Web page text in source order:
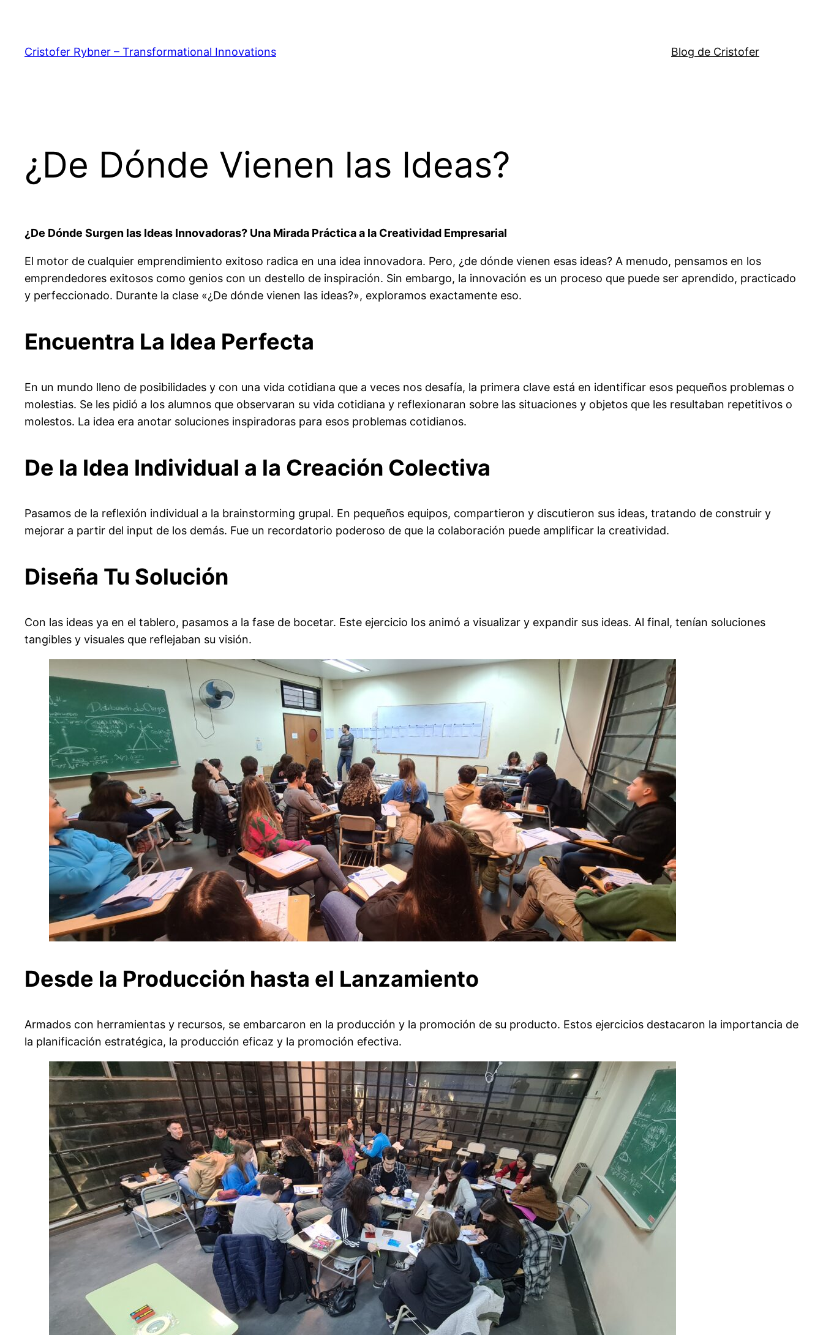
contenido
Cristofer Rybner – Transformational Innovations Blog de Cristofer
¿De Dónde Vienen las Ideas?
¿De Dónde Surgen las Ideas Innovadoras? Una Mirada Práctica a la Creatividad Empresarial
El motor de cualquier emprendimiento exitoso radica en una idea innovadora. Pero, ¿de dónde vienen esas ideas? A menudo, pensamos en los
emprendedores exitosos como genios con un destello de inspiración. Sin embargo, la innovación es un proceso que puede ser aprendido, practicado
y perfeccionado. Durante la clase «¿De dónde vienen las ideas?», exploramos exactamente eso.
Encuentra La Idea Perfecta
En un mundo lleno de posibilidades y con una vida cotidiana que a veces nos desafía, la primera clave está en identificar esos pequeños problemas o
molestias. Se les pidió a los alumnos que observaran su vida cotidiana y reflexionaran sobre las situaciones y objetos que les resultaban repetitivos o
molestos. La idea era anotar soluciones inspiradoras para esos problemas cotidianos.
De la Idea Individual a la Creación Colectiva
Pasamos de la reflexión individual a la brainstorming grupal. En pequeños equipos, compartieron y discutieron sus ideas, tratando de construir y
mejorar a partir del input de los demás. Fue un recordatorio poderoso de que la colaboración puede amplificar la creatividad.
Diseña Tu Solución
Con las ideas ya en el tablero, pasamos a la fase de bocetar. Este ejercicio los animó a visualizar y expandir sus ideas. Al final, tenían soluciones
tangibles y visuales que reflejaban su visión.
Desde la Producción hasta el Lanzamiento
Armados con herramientas y recursos, se embarcaron en la producción y la promoción de su producto. Estos ejercicios destacaron la importancia de
la planificación estratégica, la producción eficaz y la promoción efectiva.